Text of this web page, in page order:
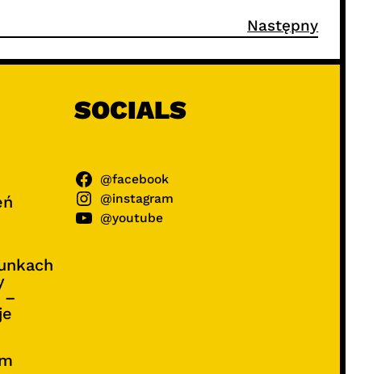
Następny
–
SOCIALS
@facebook
@instagram
@youtube